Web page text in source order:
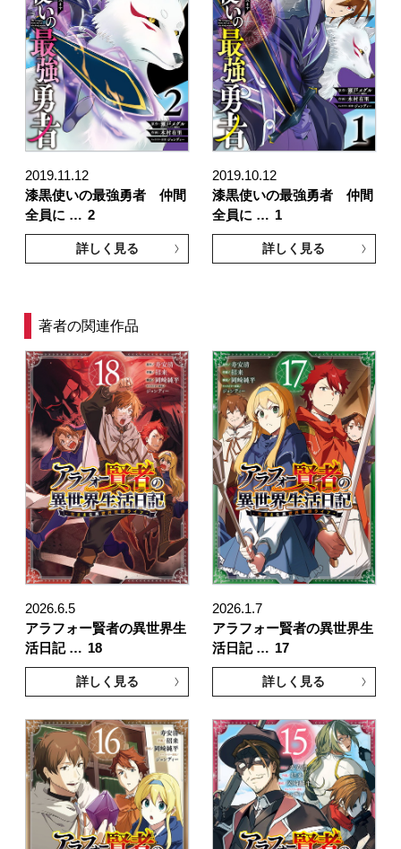
2019.11.12
漆黒使いの最強勇者 仲間
全員に … 2
詳しく見る
2019.10.12
漆黒使いの最強勇者 仲間
全員に … 1
詳しく見る
著者の関連作品
2026.6.5
アラフォー賢者の異世界生
活日記 … 18
詳しく見る
2026.1.7
アラフォー賢者の異世界生
活日記 … 17
詳しく見る